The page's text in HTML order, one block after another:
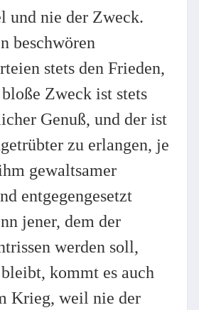
und nie der Zweck.
beschwören
stets den Frieden,
Zweck ist stets
Genuß, und der ist
zu erlangen, je
gewaltsamer
entgegengesetzt
jener, dem der
werden soll,
kommt es auch
Krieg, weil nie der